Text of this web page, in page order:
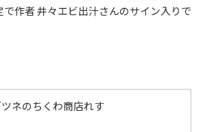
で作者 井々エビ出汁さんのサイン入りで
ネのちくわ商店れす